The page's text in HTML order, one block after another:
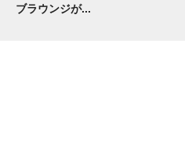
ブラウンジが...